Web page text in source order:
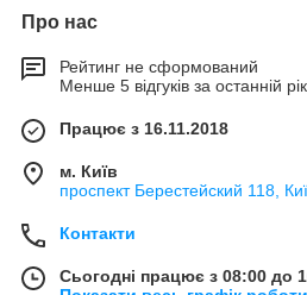
Про нас
Рейтинг не сформований
Менше 5 відгуків за останній рік
Працює з 16.11.2018
м. Київ
проспект Берестейский 118,
Контакти
Сьогодні працює з 08:00 до